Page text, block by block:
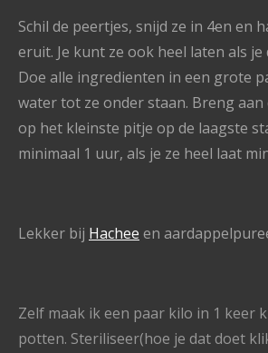
Schil de peertjes, snijd ze in 4en en
eruit. Je kunt ze ook heel laten als
Doe alle ingredienten in een grote
water tot ze onder staan. Breng aan
op het kleinste pitje op de laagste
minimaal 1 uur, als je ze heel laat
Lekker bij Hachee en
Zelf maak ik een paar kilo in 1 keer
potten. Steriliseer(hoe je dat doet